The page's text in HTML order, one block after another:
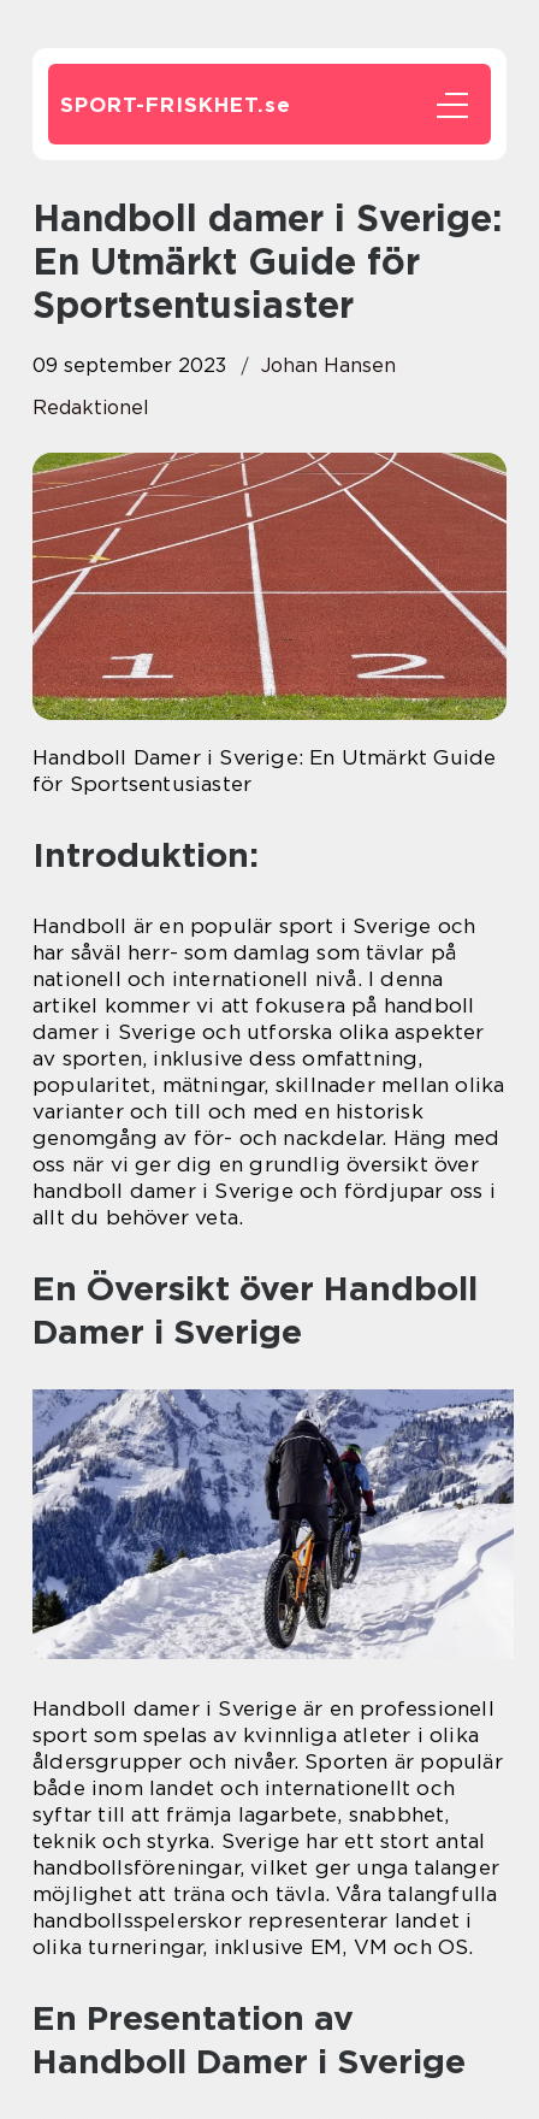
SPORT-FRISKHET.se
Handboll damer i Sverige:
En Utmärkt Guide för
Sportsentusiaster
09 september 2023
Johan Hansen
Redaktionel
Handboll Damer i Sverige: En Utmärkt Guide
för Sportsentusiaster
Introduktion:
Handboll är en populär sport i Sverige och
har såväl herr- som damlag som tävlar på
nationell och internationell nivå. I denna
artikel kommer vi att fokusera på handboll
damer i Sverige och utforska olika aspekter
av sporten, inklusive dess omfattning,
popularitet, mätningar, skillnader mellan olika
varianter och till och med en historisk
genomgång av för- och nackdelar. Häng med
oss när vi ger dig en grundlig översikt över
handboll damer i Sverige och fördjupar oss i
allt du behöver veta.
En Översikt över Handboll
Damer i Sverige
Handboll damer i Sverige är en professionell
sport som spelas av kvinnliga atleter i olika
åldersgrupper och nivåer. Sporten är populär
både inom landet och internationellt och
syftar till att främja lagarbete, snabbhet,
teknik och styrka. Sverige har ett stort antal
handbollsföreningar, vilket ger unga talanger
möjlighet att träna och tävla. Våra talangfulla
handbollsspelerskor representerar landet i
olika turneringar, inklusive EM, VM och OS.
En Presentation av
Handboll Damer i Sverige